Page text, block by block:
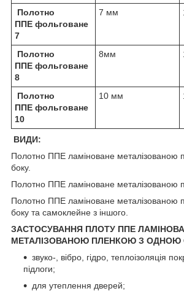
Полотно
ППЕ фольговане
7
7 мм
Полотно
ППЕ фольговане
8
8мм
Полотно
ППЕ фольговане
10
10 мм
ВИДИ:
Полотно ППЕ ламіноване металізованою
боку.
Полотно ППЕ ламіноване металізованою
Полотно ППЕ ламіноване металізованою
боку та самоклейне з іншого.
ЗАСТОСУВАННЯ ПЛОТУ ППЕ
МЕТАЛІЗОВАНОЮ ПЛЕНКОЮ З ОДНОЮ
звуко-, вібро, гідро, теплоізоляція
підлоги;
для утеплення дверей;